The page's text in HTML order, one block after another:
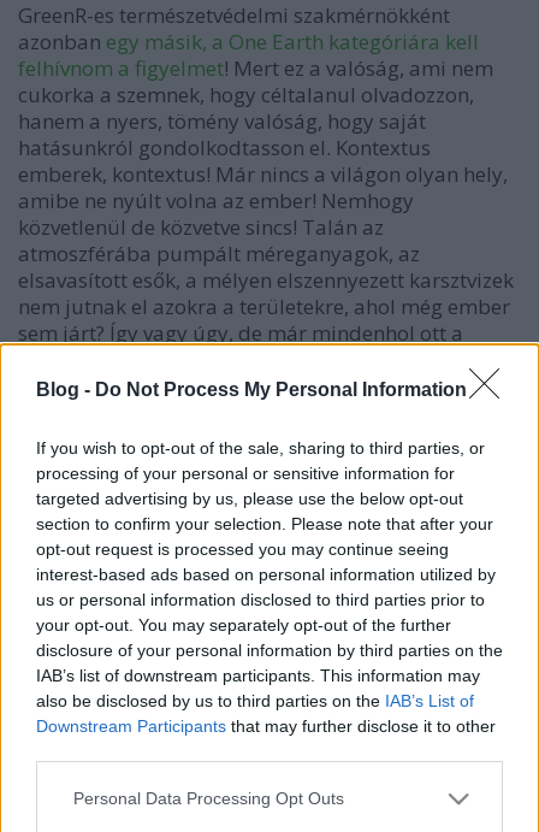
Blog - Do Not Process My Personal Information
If you wish to opt-out of the sale, sharing to third parties, or
processing of your personal or sensitive information for
targeted advertising by us, please use the below opt-out
section to confirm your selection. Please note that after your
opt-out request is processed you may continue seeing
interest-based ads based on personal information utilized by
us or personal information disclosed to third parties prior to
your opt-out. You may separately opt-out of the further
disclosure of your personal information by third parties on the
IAB’s list of downstream participants. This information may
also be disclosed by us to third parties on the IAB’s List of
Downstream Participants that may further disclose it to other
Please note that this website/app uses one or more Google
Personal Data Processing Opt Outs
GreenR-es természetvédelmi szakmérnökként
azonban egy másik, a One Earth kategóriára kell
felhívnom a figyelmet! Mert ez a valóság, ami nem
cukorka a szemnek, hogy céltalanul olvadozzon,
hanem a nyers, tömény valóság, hogy saját
hatásunkról gondolkodtasson el. Kontextus
emberek, kontextus! Már nincs a világon olyan hely,
amibe ne nyúlt volna az ember! Nemhogy
közvetlenül de közvetve sincs! Talán az
atmoszférába pumpált méreganyagok, az
elsavasított esők, a mélyen elszennyezett karsztvizek
nem jutnak el azokra a területekre, ahol még ember
sem járt? Így vagy úgy, de már mindenhol ott a
Tehát ki kell mondanunk, hogy olyan, hogy
természetfotózás , olyan már nincs! Deal with it. Élj
ezzel együtt.
Na Kasza Gábor például együtt tud ezzel élni. Volt
szerencsém a Jövő Nemzedékek Országgyűlési
Biztosának Hivatalában tartott előadását
meghallgatni és látni."Photos expressing the feelings
of indivuduals in the urbanism and in consumerism.
Gregory Crewdsoniskoláját követve. Olyan